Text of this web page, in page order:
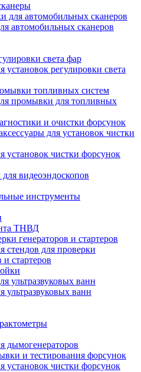
для автомобильных сканеров
автомобильных сканеров
света фар
установок регулировки света
топливных систем
промывки для топливных
и очистки форсунок
для установок чистки
установок чистки форсунок
видеоэндоскопов
инструменты
ТНВД
генераторов и стартеров
стендов для проверки
и стартеров
ультразвуковых ванн
ультразвуковых ванн
дымогенераторов
и тестирования форсунок
установок чистки форсунок